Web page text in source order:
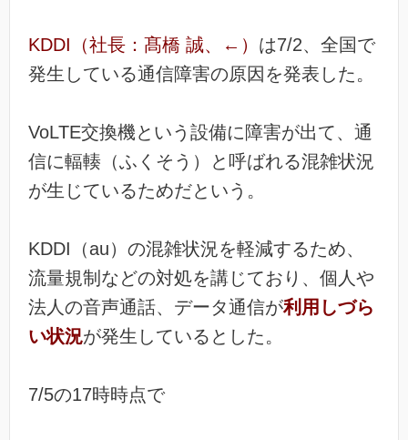
KDDI（社長：髙橋 誠、←） は7/2、全国で
発生している通信障害の原因を発表した。
VoLTE交換機という設備に障害が出て、通
信に輻輳（ふくそう）と呼ばれる混雑状況
が生じているためだという。
KDDI（au）の混雑状況を軽減するため、
流量規制などの対処を講じており、個人や
法人の音声通話、データ通信が利用しづら
い状況が発生しているとした。
7/5の17時時点で